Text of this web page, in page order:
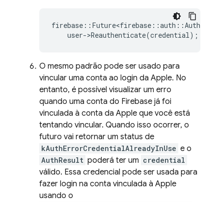
firebase :: Future<firebase ::auth ::
user->Reauthenticate(credential);
O mesmo padrão pode ser usado para
vincular uma conta ao login da Apple. No
entanto, é possível visualizar um erro
quando uma conta do Firebase já foi
vinculada à conta da Apple que você está
tentando vincular. Quando isso ocorrer, o
futuro vai retornar um status de
kAuthErrorCredentialAlreadyInUse e o
AuthResult poderá ter um credential
válido. Essa credencial pode ser usada para
fazer login na conta vinculada à Apple
usando o